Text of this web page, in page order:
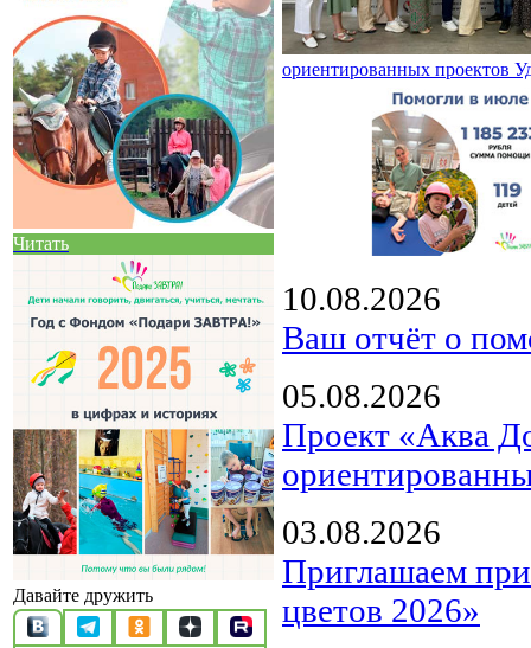
Читать
Давайте дружить
ориентированных проектов
10.08.2026
Ваш отчёт о
05.08.2026
Проект «Аква
03.08.2026
Приглашаем
цветов 2026»